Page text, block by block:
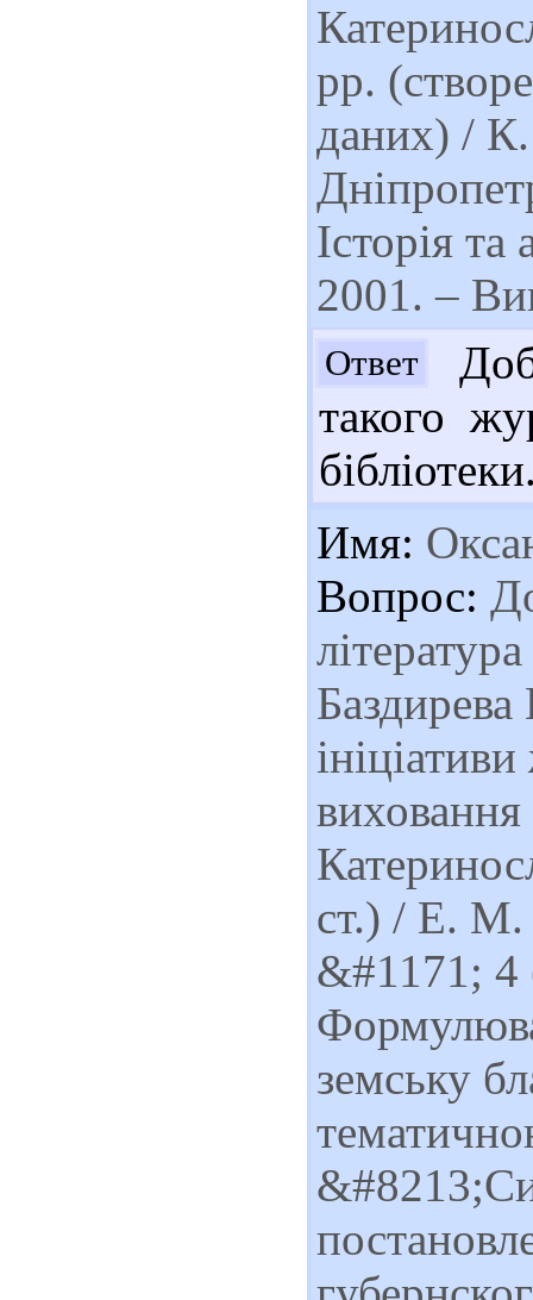
рр.
даних) /
Історія
2001. –
Ответ
такого
Имя:
Вопрос:
виховання
ст.) / Е. М.
&#1171;
земську